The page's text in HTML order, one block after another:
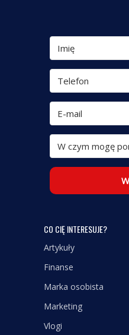
CO CIĘ INTERESUJE?
Artykuły
Finanse
Marka osobista
Marketing
Vlogi